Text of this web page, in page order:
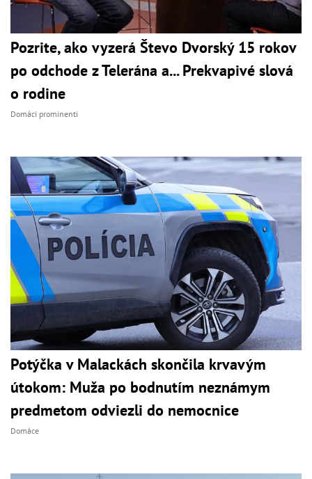
Pozrite, ako vyzerá Števo Dvorský 15 rokov
po odchode z Telerána a... Prekvapivé slová
o rodine
Domáci prominenti
Potýčka v Malackách skončila krvavým
útokom: Muža po bodnutím neznámym
predmetom odviezli do nemocnice
Domáce